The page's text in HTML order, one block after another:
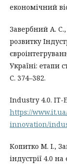
економічний
Завербний А.
розвитку
Україні: етапи
С. 374–382.
Industry 4.0. IT-
https://
innovation/
Копитко М. І.,
індустрії 4.0